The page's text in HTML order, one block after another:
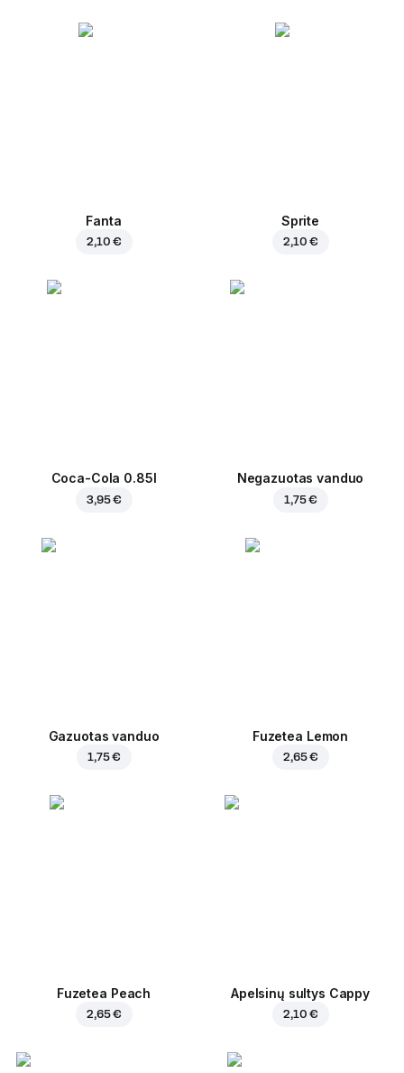
Fanta
2,10 €
Sprite
2,10 €
Coca-Cola 0.85l
3,95 €
Negazuotas vanduo
1,75 €
Gazuotas vanduo
1,75 €
Fuzetea Lemon
2,65 €
Fuzetea Peach
2,65 €
Apelsinų sultys Cappy
2,10 €